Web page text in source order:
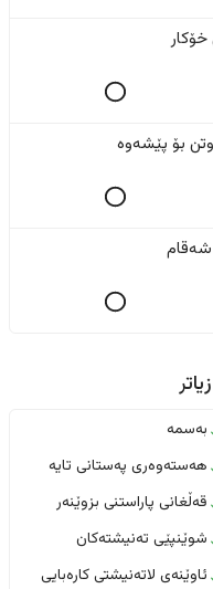
خۆکار
بۆ پێشەوە
شەقام
بەسمە
هەستەوەری پەستانی تایە
قەڵغانی پاراستنی بزوێنەر
شوێنپێی تەنیشتەکان
ئاوێنەی لاتەنیشتی کارەبایی